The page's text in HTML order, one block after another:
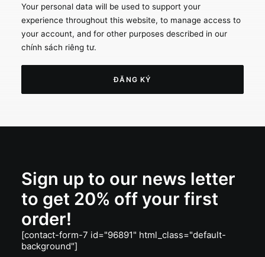
Your personal data will be used to support your
experience throughout this website, to manage access to
your account, and for other purposes described in our
chính sách riêng tư.
ĐĂNG KÝ
Sign up to our news letter
to get 20% off your first
order!
[contact-form-7 id="96891" html_class="default-
background"]